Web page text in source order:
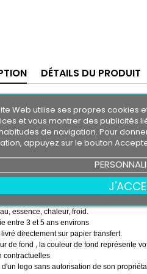
DÉTAILS DU PRODUIT
Pare-Soleil Porsche Boxster
cm
soleil couleur au choix
Boxstercouleur au choix
( pose de la bande, puis pose du
très résistant
essence, chaleur, froid.
entre 3 et 5 ans environs
livré directement sur papier transfert.
de fond , la couleur de fond représente
contractuelles
d'un logo sans autorisation de son
Web utilise ses propres cookies
et vous montrer des publicités
de navigation. Pour
appuyez sur le bouton